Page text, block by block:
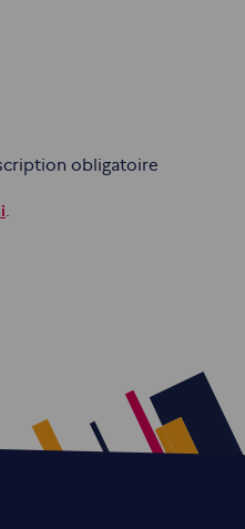
obligatoire
.